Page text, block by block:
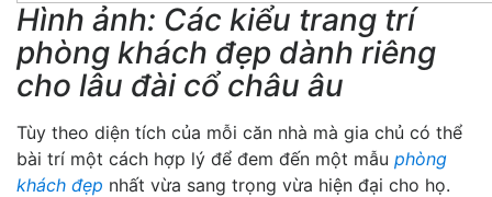
Hình ảnh: Các kiểu trang trí
phòng khách đẹp dành riêng
cho lâu đài cổ châu âu
Tùy theo diện tích của mỗi căn nhà mà gia chủ có thể
bài trí một cách hợp lý để đem đến một mẫu phòng
khách đẹp nhất vừa sang trọng vừa hiện đại cho họ.